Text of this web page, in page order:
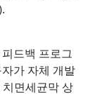
드백 프로그
가 자체 개발
면세균막 상